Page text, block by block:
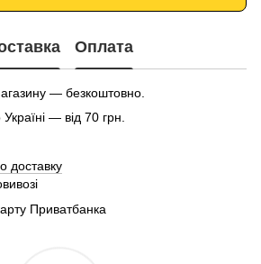
Оплата
— безкоштовно.
— від 70 грн.
доставку
Приватбанка